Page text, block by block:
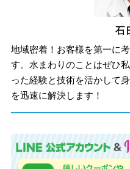
地域密着！お客様を第一に
す。水まわりのことはぜひ
った経験と技術を活かして
を迅速に解決します！